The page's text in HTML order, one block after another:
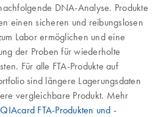
DNA-Analyse. Produkte
einen sicheren und reibungslosen
Labor ermöglichen und eine
der Proben für wiederholte
Für alle FTA-Produkte auf
sind längere Lagerungsdaten
vergleichbare Produkt. Mehr
QIAcard FTA-Produkten und -